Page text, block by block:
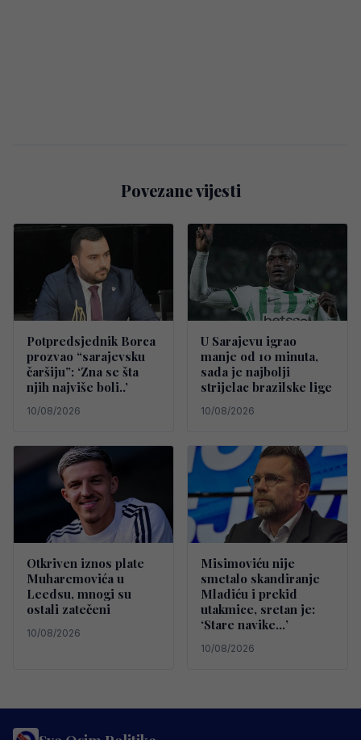
Povezane vijesti
Potpredsjednik Borca
prozvao “sarajevsku
čaršiju”: ‘Zna se šta
njih najviše boli..’
10/08/2026
U Sarajevu igrao
manje od 10 minuta,
sada je najbolji
strijelac brazilske lige
10/08/2026
Otkriven iznos plate
Muharemovića u
Leedsu, mnogi su
ostali zatečeni
10/08/2026
Misimoviću nije
smetalo skandiranje
Mladiću i prekid
utakmice, sretan je:
‘Stare navike…’
10/08/2026